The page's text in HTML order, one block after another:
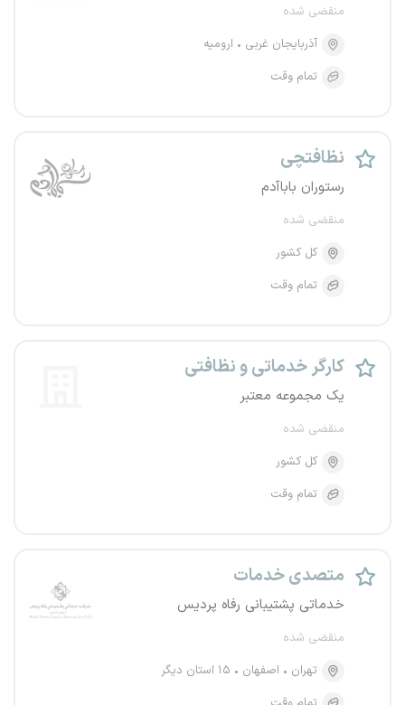
منقضی شده
آذربایجان غربی
ارومیه
تمام وقت
نظافتچی
رستوران باباآدم
منقضی شده
کل کشور
تمام وقت
کارگر خدماتی و نظافتی
یک مجموعه معتبر
منقضی شده
کل کشور
تمام وقت
متصدی خدمات
خدماتی پشتیبانی رفاه پردیس
منقضی شده
تهران
اصفهان
۱۵ استان دیگر